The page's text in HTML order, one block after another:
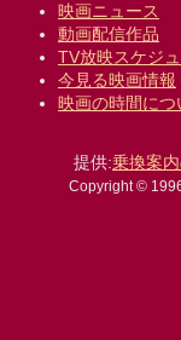
映画ニュース
動画配信作品
TV放映スケジ
今見る映画情報
映画の時間につ
提供:乗換案
Copyright ©